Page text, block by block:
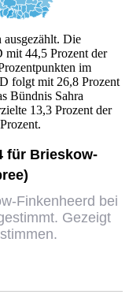
Die
mit 44,5 Prozent der
im
folgt mit 26,8 Prozent
Bündnis Sahra
13,3 Prozent der
für Brieskow-
Finkenheerd bei
Gezeigt